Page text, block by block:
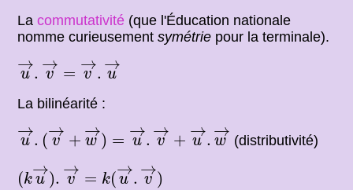
Lacommutativité (que l'Éducation nationale
nomme curieusementsymétrie pour la terminale).
→
u . →
v = →
v . →
u
→ v v→ u
La bilinéarité :
→
u . (→
v + →
w ) = →
u . →
v + →
u . →
w
u→ (v→ +w =u→.v +u →.w
(distributivité)
(k
→
u ). →
v = k(→
u . →
v )
u→ .v→ u→.v